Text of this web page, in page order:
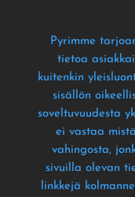
Pyrimme
tietoa
kuitenkin
sisällön
soveltuvuudesta
ei vastaa
vahingosta,
sivuilla olevan
linkkejä